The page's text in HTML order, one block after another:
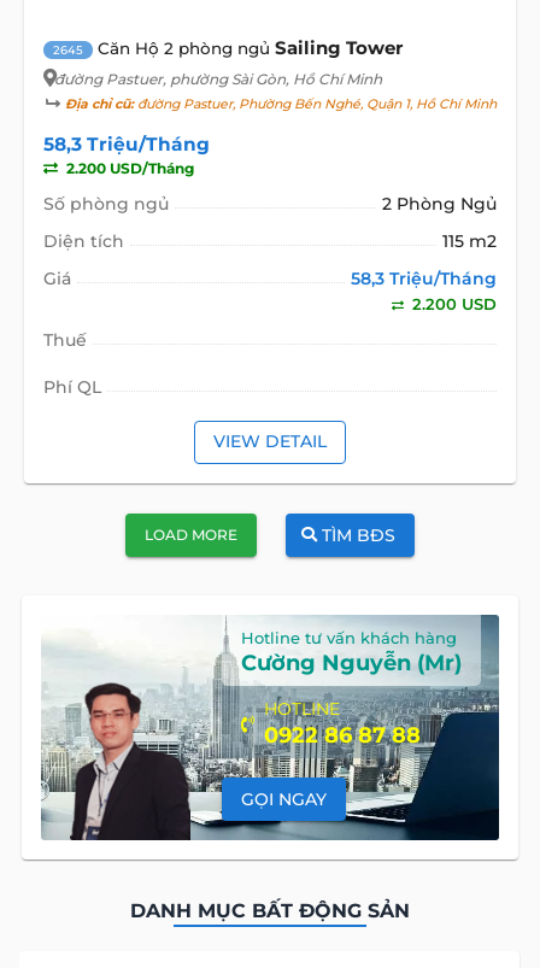
2645 Căn Hộ 2 phòng ngủ Sailing Tower
đường Pastuer, phường Sài Gòn, Hồ Chí Minh
Địa chỉ cũ:đường Pastuer, Phường Bến Nghé, Quận 1, Hồ Chí Minh
58,3 Triệu/Tháng
2.200 USD/Tháng
Số phòng ngủ
2 Phòng Ngủ
Diện tích
115 m2
Giá
58,3 Triệu/Tháng
2.200 USD
Thuế
Phí QL
VIEW DETAIL
LOAD MORE TÌM BĐS
Hotline tư vấn khách hàng
Cường Nguyễn (Mr)
HOTLINE
0922 86 87 88
GỌI NGAY
DANH MỤC BẤT ĐỘNG SẢN